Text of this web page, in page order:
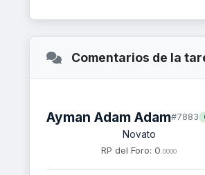
Comentarios de la
Ayman Adam Adam#7883
Novato
RP del Foro: 0 .0000